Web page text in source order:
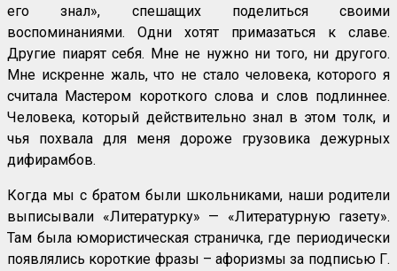
его знал», спешащих поделиться своими
воспоминаниями. Одни хотят примазаться к славе.
Другие пиарят себя. Мне не нужно ни того, ни другого.
Мне искренне жаль, что не стало человека, которого я
считала Мастером короткого слова и слов подлиннее.
Человека, который действительно знал в этом толк, и
чья похвала для меня дороже грузовика дежурных
дифирамбов.
Когда мы с братом были школьниками, наши родители
выписывали «Литературку» — «Литературную газету».
Там была юмористическая страничка, где периодически
появлялись короткие фразы – афоризмы за подписью Г.